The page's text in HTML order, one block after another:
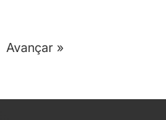
Avançar »